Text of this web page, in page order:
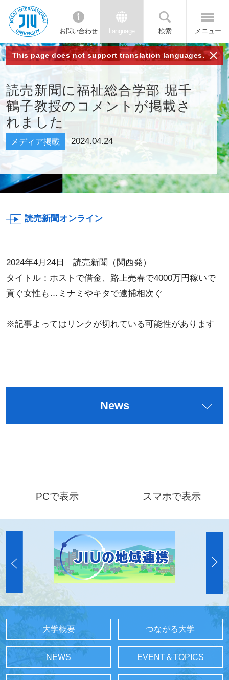
JIU 城西国
際大学
お問い合わせ Language 検索 メニュー
This page does not support translation languages. ×
読売新聞に福祉総合学部 堀千
鶴子教授のコメントが掲載さ
れました
メディア掲載 2024.04.24
読売新聞オンライン
2024年4月24日 読売新聞（関西発）
タイトル：ホストで借金、路上売春で4000万円稼いで
貢ぐ女性も…ミナミやキタで逮捕相次ぐ
※記事よってはリンクが切れている可能性があります
News
PCで表示 スマホで表示
大学概要 つながる大学
NEWS EVENT＆TOPICS